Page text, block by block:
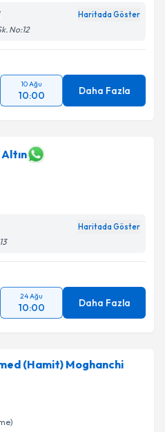
Haritada Göster
No:12
10 Ağu
10:00 Daha Fazla
Haritada Göster
24 Ağu
10:00 Daha Fazla
(Hamit) Moghanchi